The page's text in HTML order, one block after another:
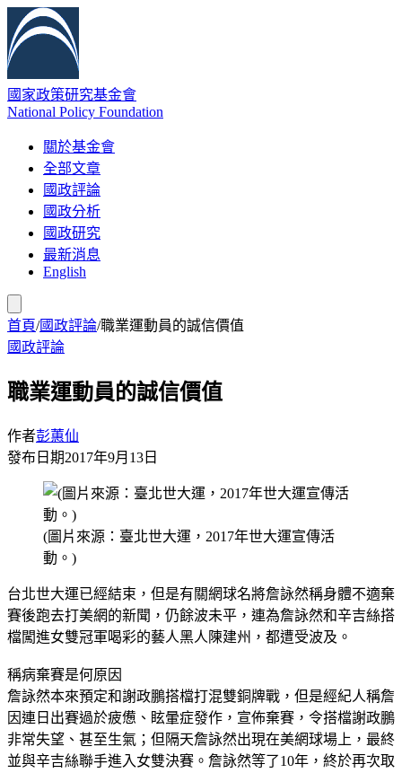
國家政策研究基金會
National Policy Foundation
關於基金會
全部文章
國政評論
國政分析
國政研究
最新消息
English
首頁/國政評論/職業運動員的誠信價值
國政評論
職業運動員的誠信價值
作者彭蕙仙
發布日期2017年9月13日
(圖片來源：臺北世大運，2017年世大運宣傳活
動。)
台北世大運已經結束，但是有關網球名將詹詠然稱身體不適棄
賽後跑去打美網的新聞，仍餘波未平，連為詹詠然和辛吉絲搭
檔闖進女雙冠軍喝彩的藝人黑人陳建州，都遭受波及。
稱病棄賽是何原因
詹詠然本來預定和謝政鵬搭檔打混雙銅牌戰，但是經紀人稱詹
因連日出賽過於疲憊、眩暈症發作，宣佈棄賽，令搭檔謝政鵬
非常失望、甚至生氣；但隔天詹詠然出現在美網球場上，最終
並與辛吉絲聯手進入女雙決賽。詹詠然等了10年，終於再次取